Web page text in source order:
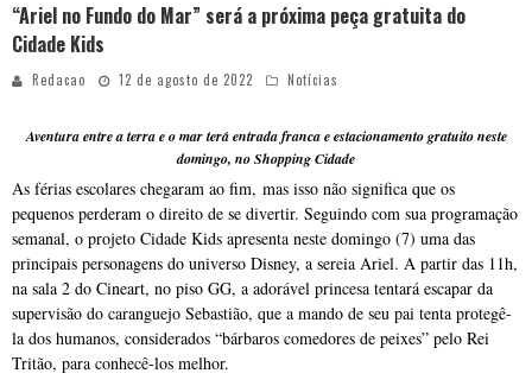
“Ariel no Fundo do Mar” será a próxima peça gratuita do
Cidade Kids
Redacao 12 de agosto de 2022 Notícias
Aventura entre a terra e o mar terá entrada franca e estacionamento gratuito neste
domingo, no Shopping Cidade
As férias escolares chegaram ao fim, mas isso não significa que os
pequenos perderam o direito de se divertir. Seguindo com sua programação
semanal, o projeto Cidade Kids apresenta neste domingo (7) uma das
principais personagens do universo Disney, a sereia Ariel. A partir das 11h,
na sala 2 do Cineart, no piso GG, a adorável princesa tentará escapar da
supervisão do caranguejo Sebastião, que a mando de seu pai tenta protegê-
la dos humanos, considerados “bárbaros comedores de peixes” pelo Rei
Tritão, para conhecê-los melhor.